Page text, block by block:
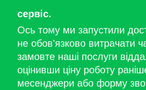
сервіс.
Ось тому ми запустили
не обов'язково витрачати
замовте наші послуги
оцінивши ціну роботу
месенджери або форму